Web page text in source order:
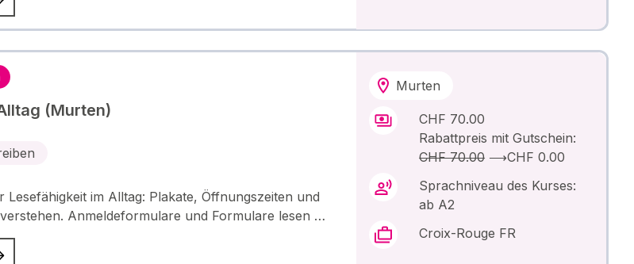
(Murten)
Lesefähigkeit im Alltag: Plakate, Öffnungszeiten und
Anmeldeformulare und Formulare lesen …
Murten
CHF 70.00
Rabattpreis mit Gutschein:
CHF 70.00 ⟶CHF 0.00
Sprachniveau des Kurses:
ab A2
Croix-Rouge FR